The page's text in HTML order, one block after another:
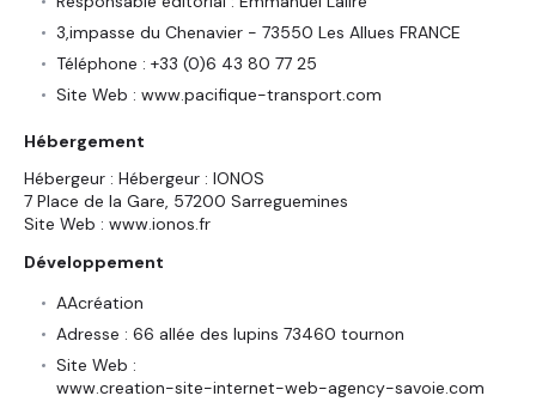
3,impasse du Chenavier - 73550 Les Allues FRANCE
Téléphone : +33 (0)6 43 80 77 25
Site Web : www.pacifique-transport.com
Hébergement
Hébergeur : Hébergeur : IONOS
7 Place de la Gare, 57200 Sarreguemines
Site Web : www.ionos.fr
Développement
AAcréation
Adresse : 66 allée des lupins 73460 tournon
Site Web :
www.creation-site-internet-web-agency-savoie.com